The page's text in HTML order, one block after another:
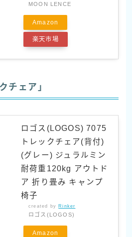
MOON LENCE
Amazon
楽天市場
チェア」
ロゴス(LOGOS) 7075
トレックチェア(背付)
(グレー) ジュラルミン
耐荷重120kg アウトド
ア 折り畳み キャンプ
椅子
created by Rinker
ロゴス(LOGOS)
Amazon